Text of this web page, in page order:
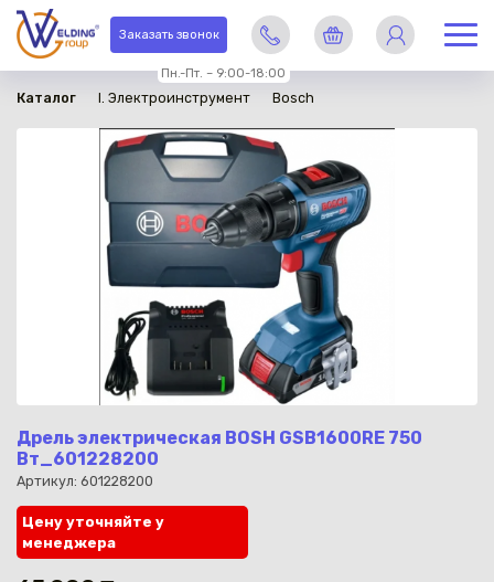
Заказать звонок
Пн.-Пт. – 9:00-18:00
Каталог I. Электроинструмент Bosch
Дрель электрическая BOSH GSB1600RE 750
Вт_601228200
Артикул: 601228200
в наличии
Цену уточняйте у
менеджера